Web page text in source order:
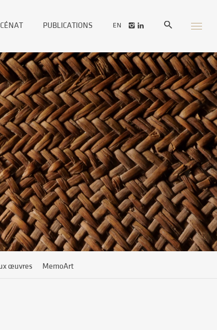
PUBLICATIONS EN
œuvres MemoArt